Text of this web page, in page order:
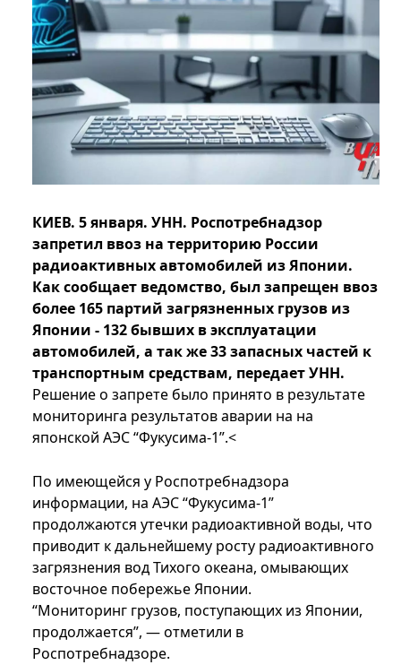
КИЕВ. 5 января. УНН. Роспотребнадзор
запретил ввоз на территорию России
радиоактивных автомобилей из Японии.
Как сообщает ведомство, был запрещен ввоз
более 165 партий загрязненных грузов из
Японии - 132 бывших в эксплуатации
автомобилей, а так же 33 запасных частей к
транспортным средствам, передает УНН.
Решение о запрете было принято в результате
мониторинга результатов аварии на на
японской АЭС “Фукусима-1”.<
По имеющейся у Роспотребнадзора
информации, на АЭС “Фукусима-1”
продолжаются утечки радиоактивной воды, что
приводит к дальнейшему росту радиоактивного
загрязнения вод Тихого океана, омывающих
восточное побережье Японии.
“Мониторинг грузов, поступающих из Японии,
продолжается”, — отметили в
Роспотребнадзоре.